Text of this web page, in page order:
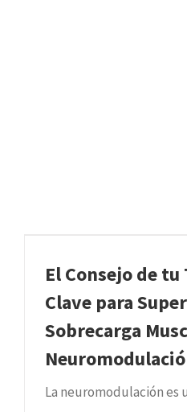
El Consejo de tu
Clave para
Sobrecarga
La neuromodulación es